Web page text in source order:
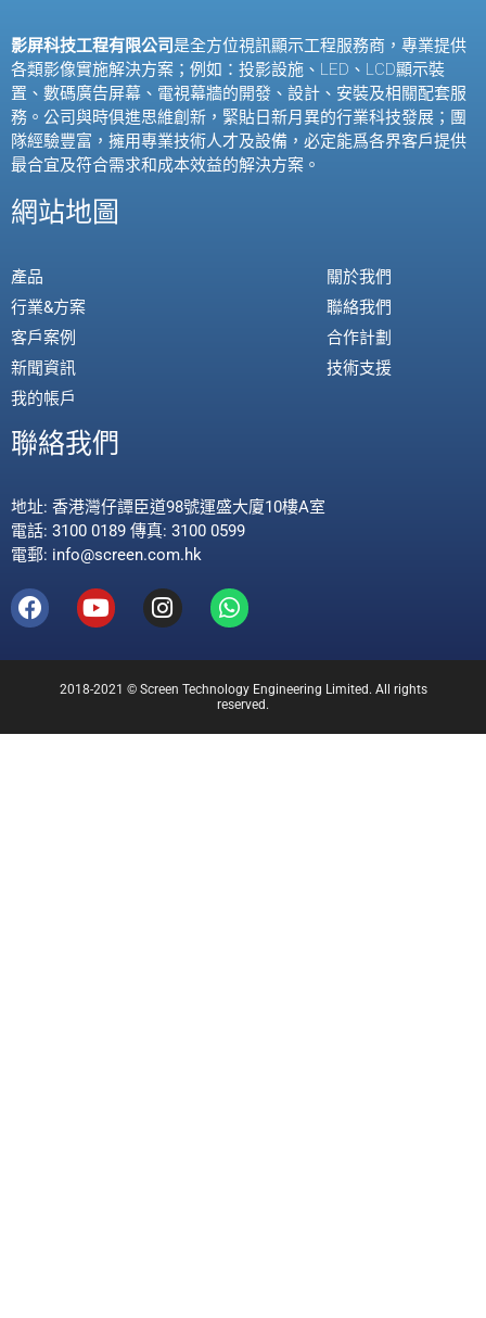
影屏科技工程有限公司 是全方位視訊顯示工程服務商，專業提供
各類影像實施解決方案；例如：投影設施、 LED 、 LCD顯示裝
置、數碼廣告屏幕、電視幕牆的開發、設計、安裝及相關配套服
務。公司與時俱進思維創新，緊貼日新月異的行業科技發展；團
隊經驗豐富，擁用專業技術人才及設備，必定能爲各界客戶提供
最合宜及符合需求和成本效益的解決方案。
網站地圖
產品
行業&方案
客戶案例
新聞資訊
我的帳戶
關於我們
聯絡我們
合作計劃
技術支援
聯絡我們
地址: 香港灣仔譚臣道98號運盛大廈10樓A室
電話: 3100 0189 傳真: 3100 0599
電郵: info@screen.com.hk
2018-2021 © Screen Technology Engineering Limited. All rights
reserved.